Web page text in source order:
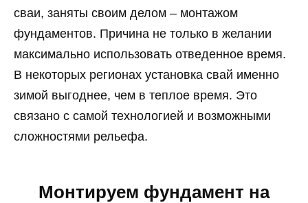
сваи, заняты своим делом – монтажом
фундаментов. Причина не только в желании
максимально использовать отведенное время.
В некоторых регионах установка свай именно
зимой выгоднее, чем в теплое время. Это
связано с самой технологией и возможными
сложностями рельефа.
Монтируем фундамент на